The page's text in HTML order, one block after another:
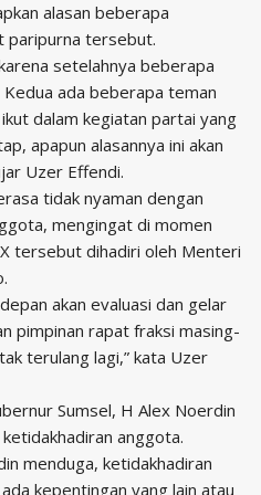
alasan beberapa
paripurna tersebut.
setelahnya beberapa
ada beberapa teman
dalam kegiatan partai yang
apapun alasannya ini akan
Uzer Effendi.
tidak nyaman dengan
mengingat di momen
tersebut dihadiri oleh Menteri
akan evaluasi dan gelar
pimpinan rapat fraksi masing-
terulang lagi,” kata Uzer
Sumsel, H Alex Noerdin
anggota.
menduga, ketidakhadiran
kepentingan yang lain atau